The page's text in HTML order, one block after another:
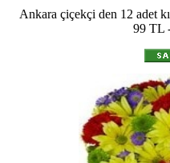
Ankara çiçekçi den 12 adet
99 TL